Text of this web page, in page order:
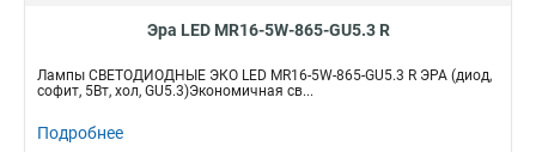
Эра LED MR16-5W-865-GU5.3 R
Лампы СВЕТОДИОДНЫЕ ЭКО LED MR16-5W-865-GU5.3 R ЭРА (диод,
софит, 5Вт, хол, GU5.3)Экономичная св...
Подробнее